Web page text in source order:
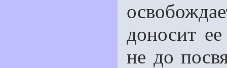
доносит
не до